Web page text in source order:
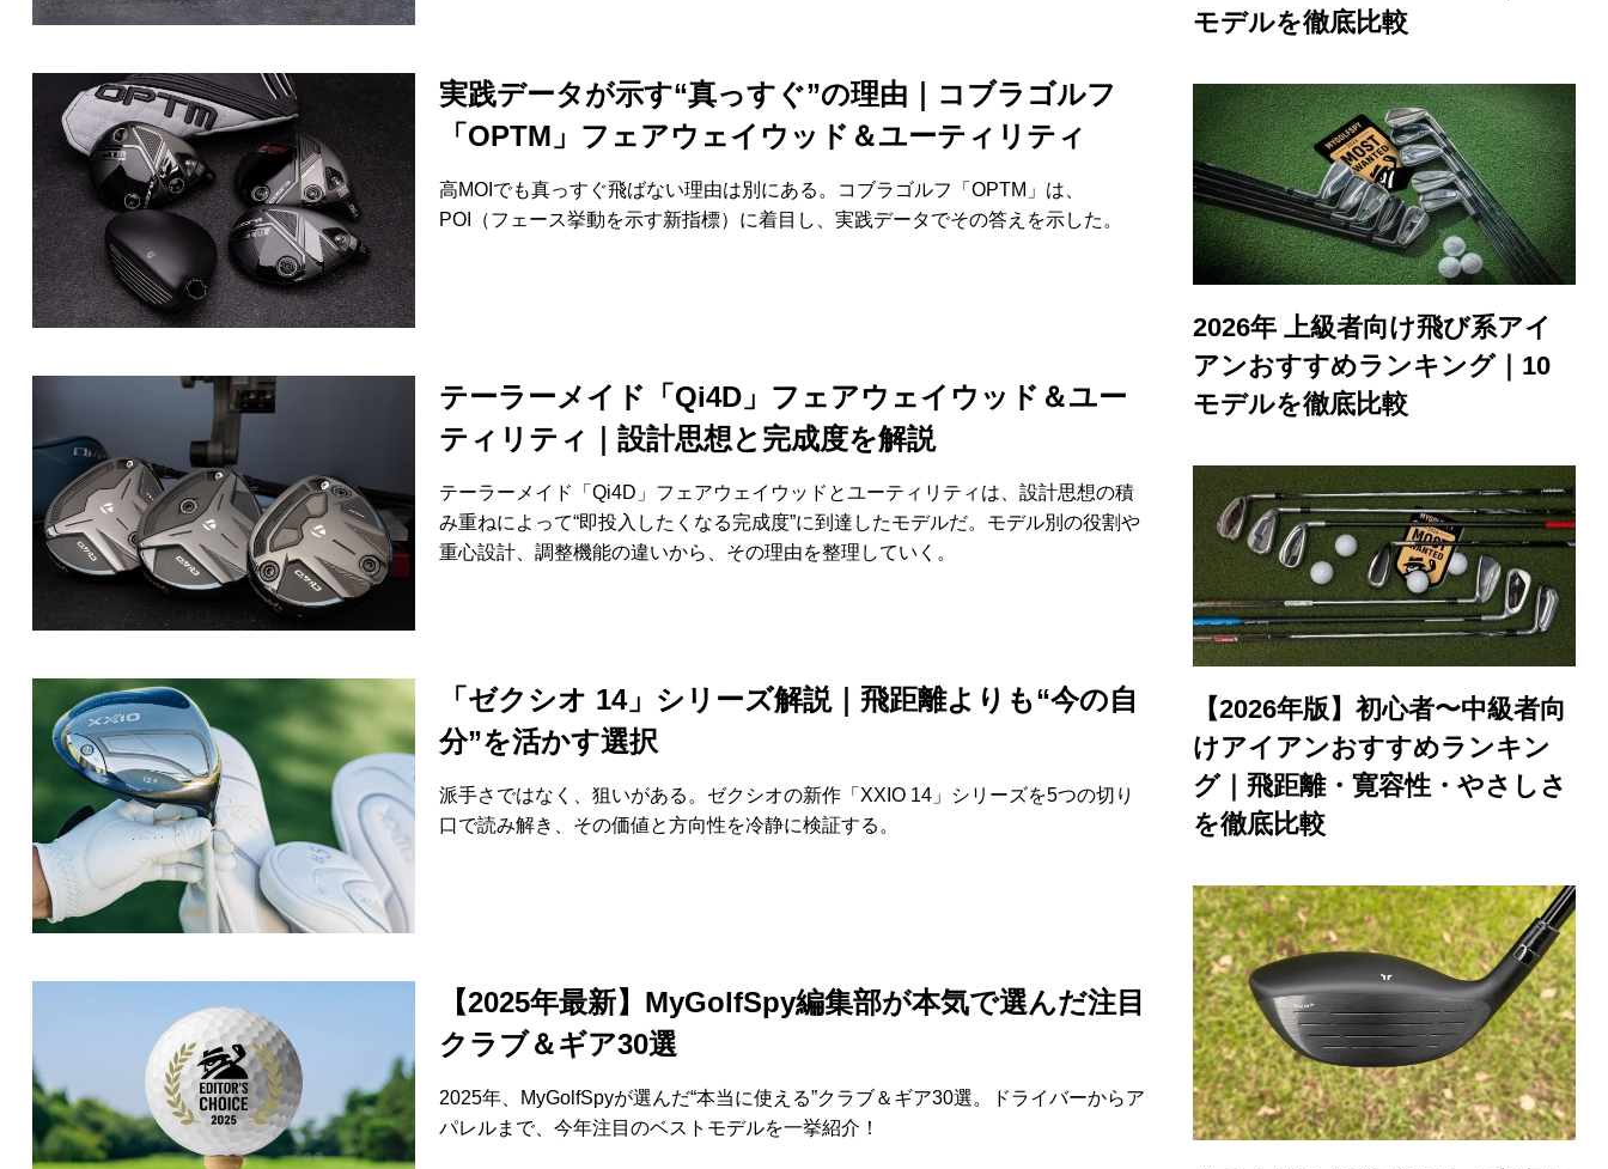
実践データが示す“真っすぐ”の理由｜コブラゴルフ
「OPTM」フェアウェイウッド＆ユーティリティ
高MOIでも真っすぐ飛ばない理由は別にある。コブラゴルフ「OPTM」は、
POI（フェース挙動を示す新指標）に着目し、実践データでその答えを示した。
テーラーメイド「Qi4D」フェアウェイウッド＆ユー
ティリティ｜設計思想と完成度を解説
テーラーメイド「Qi4D」フェアウェイウッドとユーティリティは、設計思想の積
み重ねによって“即投入したくなる完成度”に到達したモデルだ。モデル別の役割や
重心設計、調整機能の違いから、その理由を整理していく。
「ゼクシオ 14」シリーズ解説｜飛距離よりも“今の自
分”を活かす選択
派手さではなく、狙いがある。ゼクシオの新作「XXIO 14」シリーズを5つの切り
口で読み解き、その価値と方向性を冷静に検証する。
【2025年最新】MyGolfSpy編集部が本気で選んだ注目
クラブ＆ギア30選
2025年、MyGolfSpyが選んだ“本当に使える”クラブ＆ギア30選。ドライバーからア
パレルまで、今年注目のベストモデルを一挙紹介！
モデルを徹底比較
2026年 上級者向け飛び系アイ
アンおすすめランキング｜10
モデルを徹底比較
【2026年版】初心者〜中級者向
けアイアンおすすめランキン
グ｜飛距離・寛容性・やさしさ
を徹底比較